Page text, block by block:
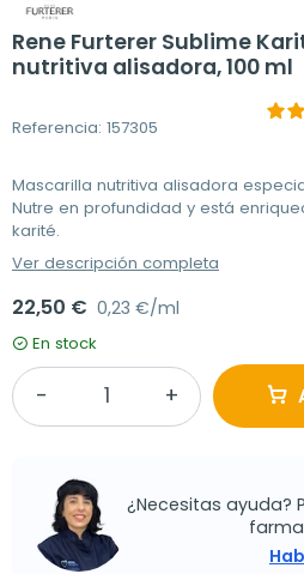
Rene Furterer Sublime
nutritiva alisadora, 100 ml
Referencia: 157305
Mascarilla nutritiva alisadora
Nutre en profundidad y está
karité.
Ver descripción completa
22,50 € 0,23 €/ml
En stock
¿Necesitas ayuda?